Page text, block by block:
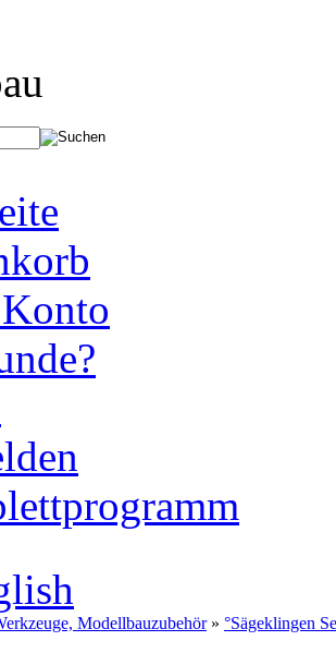
Modellbauzubehör» °Sägeklingen